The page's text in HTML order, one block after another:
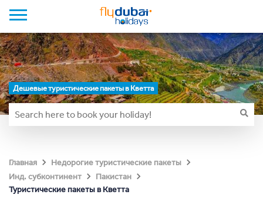
Дешевые туристические пакеты в Кветта
Главная
Недорогие туристические пакеты
Инд. субконтинент
Пакистан
Туристические пакеты в Кветта